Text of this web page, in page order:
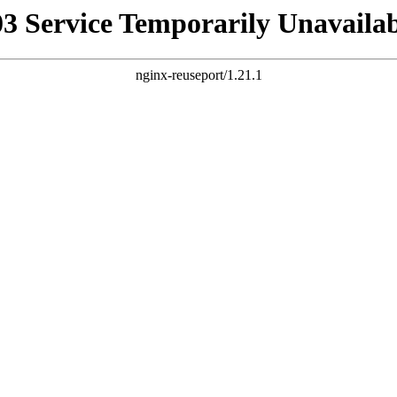
Service Temporarily
nginx-reuseport/1.21.1